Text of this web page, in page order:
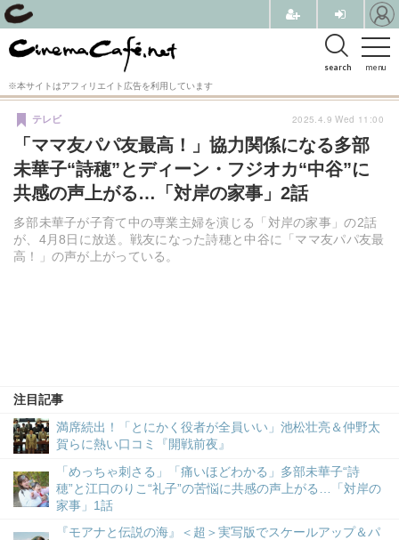
menu
search
※本サイトはアフィリエイト広告を利用しています
「ママ友パパ友最高！」協力関係になる多部
未華子“詩穂”とディーン・フジオカ“中谷”に
共感の声上がる…「対岸の家事」2話
多部未華子が子育て中の専業主婦を演じる「対岸の家事」の2話
が、4月8日に放送。戦友になった詩穂と中谷に「ママ友パパ友最
高！」の声が上がっている。
テレビ
注目記事
満席続出！「とにかく役者が全員いい」池松壮亮＆仲野太
賀らに熱い口コミ『開戦前夜』
「めっちゃ刺さる」「痛いほどわかる」多部未華子“詩
穂”と江口のりこ“礼子”の苦悩に共感の声上がる…「対岸の
家事」1話
『モアナと伝説の海』＜超＞実写版でスケールアップ＆パ
2025.4.9 Wed 11:00